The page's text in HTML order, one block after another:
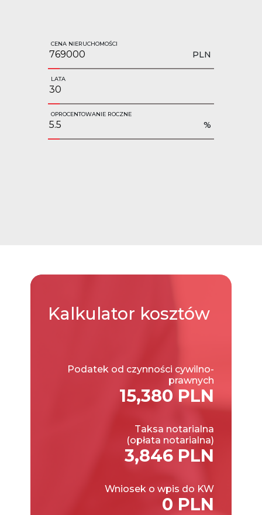
CENA NIERUCHOMOŚCI
PLN
LATA
OPROCENTOWANIE ROCZNE
%
Kalkulator kosztów
Podatek od czynności cywilno-
prawnych
15,380 PLN
Taksa notarialna
(opłata notarialna)
3,846 PLN
Wniosek o wpis do KW
0 PLN